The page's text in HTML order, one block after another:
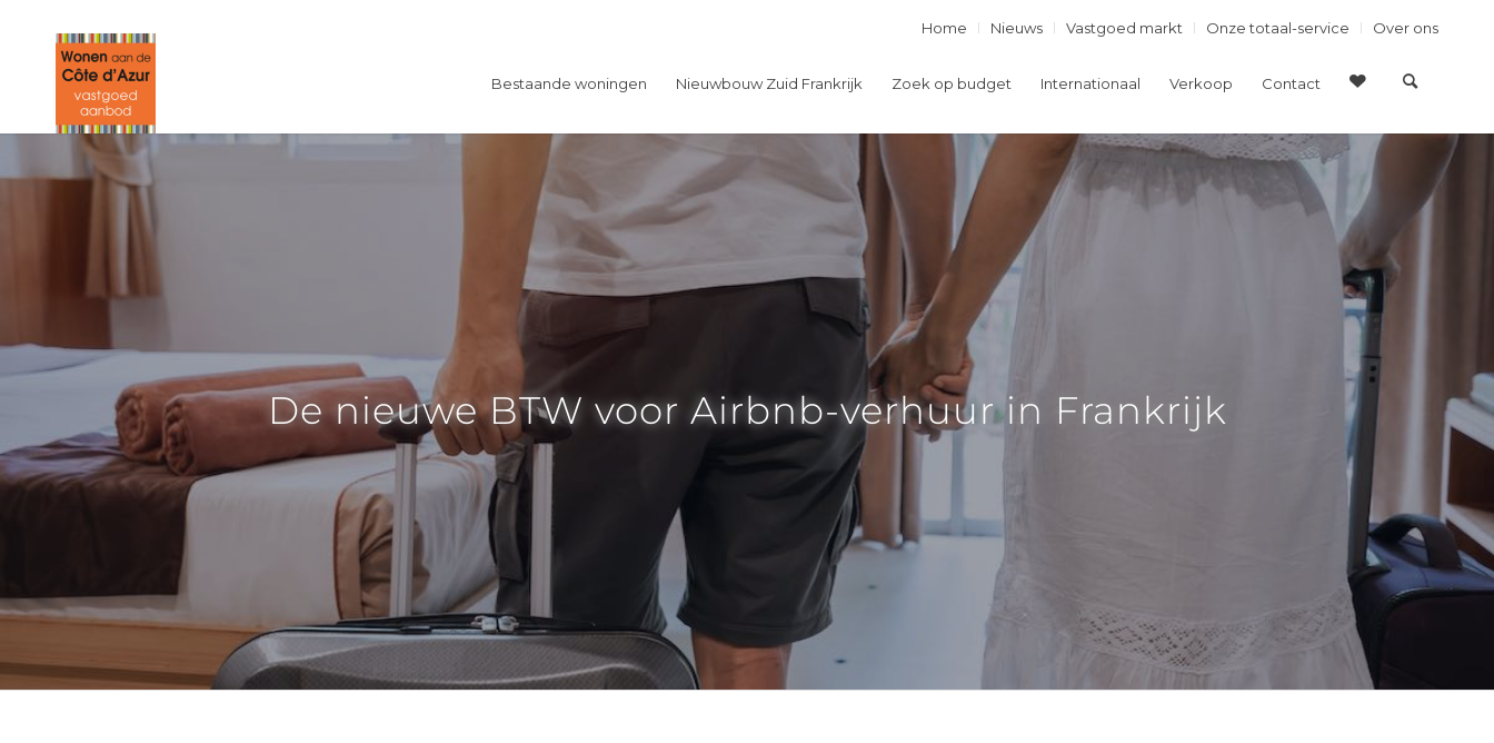
Home Nieuws Vastgoed markt Onze totaal-service Over ons
Bestaande woningen Nieuwbouw Zuid Frankrijk Zoek op budget Internationaal Verkoop Contact
De nieuwe BTW voor Airbnb-verhuur in Frankrijk